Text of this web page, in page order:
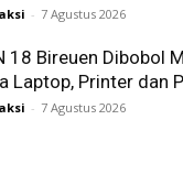
- 7 Agustus 2026
18 Bireuen Dibobol
Laptop, Printer dan
- 7 Agustus 2026